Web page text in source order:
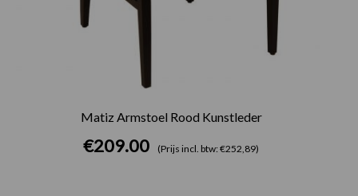
Matiz Armstoel Rood Kunstleder
€209.00 (Prijs incl. btw: €252,89)